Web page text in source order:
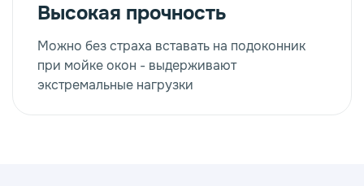
Высокая прочность
Можно без страха вставать на подоконник
при мойке окон - выдерживают
экстремальные нагрузки